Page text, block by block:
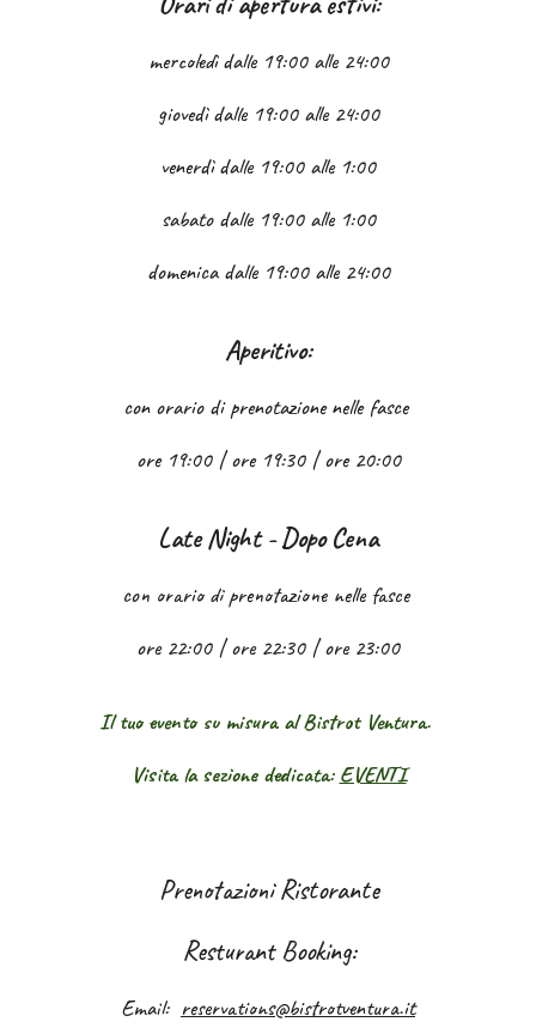
mercoledìdalle 19:00 alle 24:00
giovedìdalle 19:00 alle 24:00
venerdìdalle 19:00 alle 1:00
sabato dalle 19:00 alle 1:00
domenicadalle 19:00 alle 24:00
Aperitivo:
con orario di prenotazione nelle fasce
ore 19:00 | ore 19:30 | ore 20:00
Late Night - Dopo Cena
con orario di prenotazione nelle fasce
ore 22:00 | ore 22:30 | ore 23:00
Il tuo evento su misura al Bistrot Ventura.
Visita la sezione dedicata: EVENTI
PrenotazioniRistorante
Resturant Booking:
Email: reservations@bistrotventura.it